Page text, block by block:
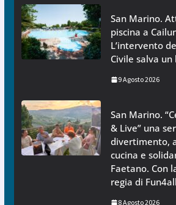
San Marino.
piscina a
L’intervento
Civile salva
9 Agosto 2026
San Marino.
& Live” una
divertimento,
cucina e
Faetano. Con
regia di Fun4all
8 Agosto 2026